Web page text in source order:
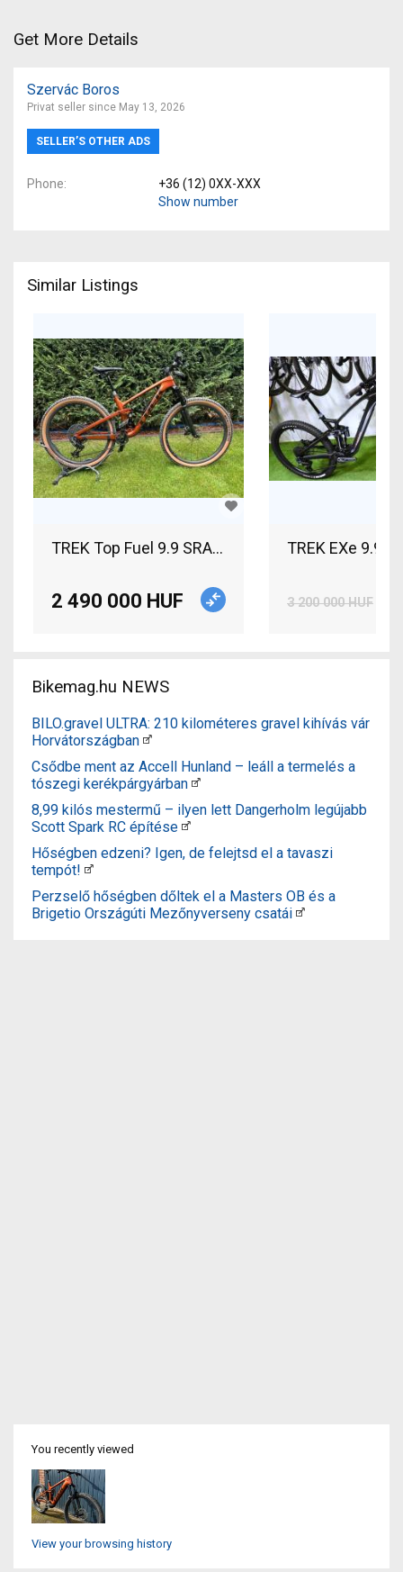
Get More Details
Szervác Boros
Privat seller since May 13, 2026
SELLER’S OTHER ADS
Phone
+36 (12) 0XX-XXX
Show number
Similar Listings
TREK Top Fuel 9.9 SRAM X0 AXS T-type Gen3
2 490 000 HUF
TREK EXe 9.9
3 200 000 HUF
Bikemag.hu NEWS
BILO.gravel ULTRA: 210 kilométeres gravel kihívás vár
Horvátországban
Csődbe ment az Accell Hunland – leáll a termelés a
tószegi kerékpárgyárban
8,99 kilós mestermű – ilyen lett Dangerholm legújabb
Scott Spark RC építése
Hőségben edzeni? Igen, de felejtsd el a tavaszi
tempót!
Perzselő hőségben dőltek el a Masters OB és a
Brigetio Országúti Mezőnyverseny csatái
You recently viewed
View your browsing history